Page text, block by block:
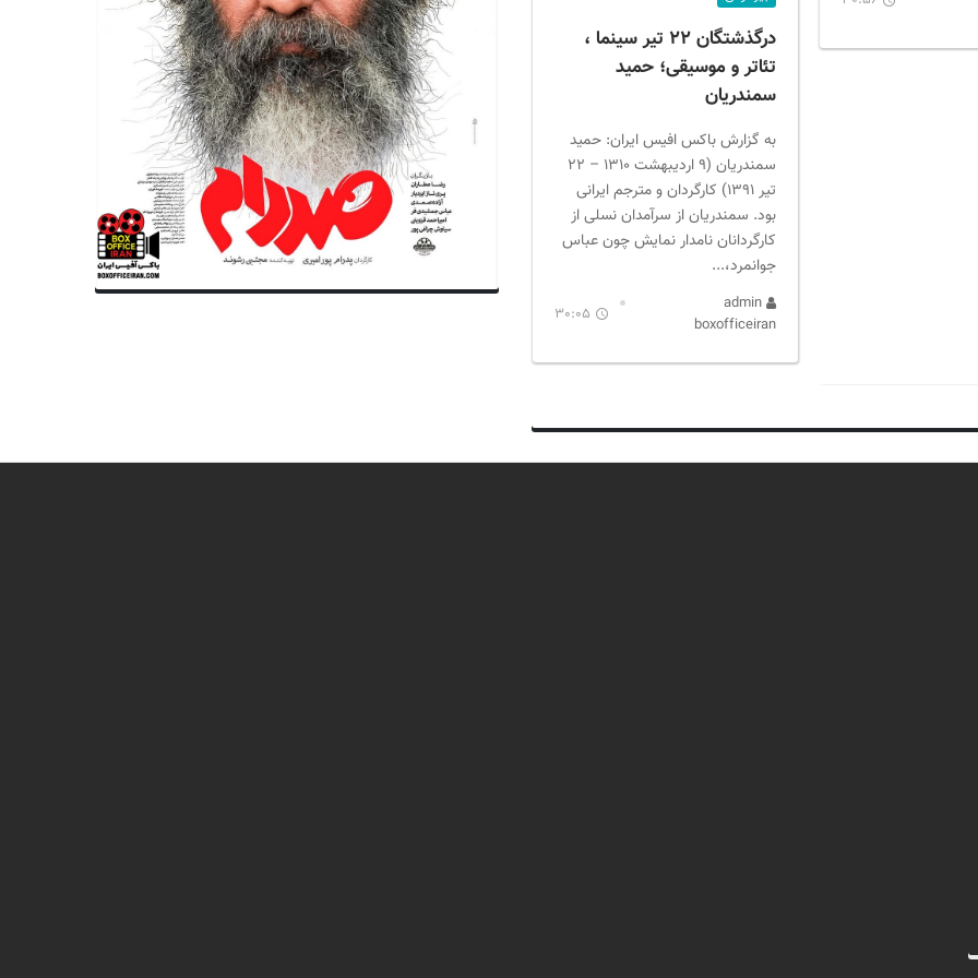
درگذشتگان ۲۲ تیر سینما ،
تئاتر و موسیقی؛ حمید
سمندریان
به گزارش باکس افیس ایران: حمید
سمندریان (۹ اردیبهشت ۱۳۱۰ – ۲۲
تیر ۱۳۹۱) کارگردان و مترجم ایرانی
بود. سمندریان از سرآمدان نسلی از
کارگردانان نامدار نمایش چون عباس
جوانمرد،...
admin
boxofficeiran
30:05